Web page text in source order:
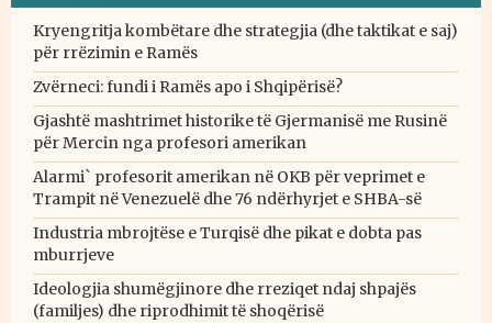
Kryengritja kombëtare dhe strategjia (dhe taktikat e saj)
për rrëzimin e Ramës
Zvërneci: fundi i Ramës apo i Shqipërisë?
Gjashtë mashtrimet historike të Gjermanisë me Rusinë
për Mercin nga profesori amerikan
Alarmi` profesorit amerikan në OKB për veprimet e
Trampit në Venezuelë dhe 76 ndërhyrjet e SHBA-së
Industria mbrojtëse e Turqisë dhe pikat e dobta pas
mburrjeve
Ideologjia shumëgjinore dhe rreziqet ndaj shpajës
(familjes) dhe riprodhimit të shoqërisë